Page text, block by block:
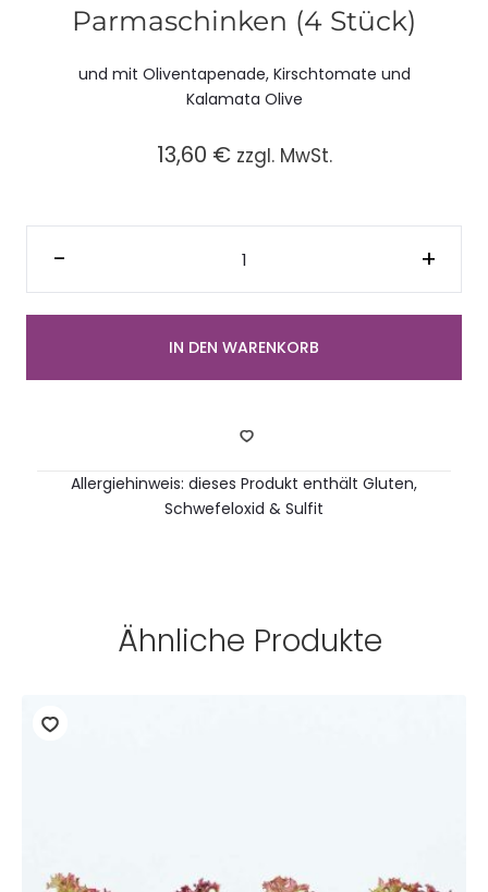
Parmaschinken (4 Stück)
und mit Oliventapenade, Kirschtomate und
Kalamata Olive
13,60 € zzgl. MwSt.
-
Baguette
Canapés
(4
Stück)
+
IN DEN WARENKORB
Allergiehinweis: dieses Produkt enthält Gluten,
Schwefeloxid & Sulfit
Ähnliche Produkte